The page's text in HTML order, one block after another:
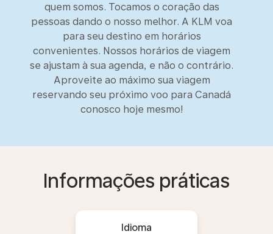
quem somos. Tocamos o coração das
pessoas dando o nosso melhor. A KLM voa
para seu destino em horários
convenientes. Nossos horários de viagem
se ajustam à sua agenda, e não o contrário.
Aproveite ao máximo sua viagem
reservando seu próximo voo para Canadá
conosco hoje mesmo!
Informações práticas
Idioma